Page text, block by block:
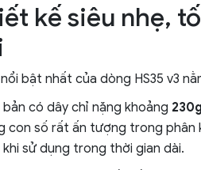
kế siêu nhẹ,
bật nhất của dòng HS35 v3
bản có dây chỉ nặng khoảng 230g
con số rất ấn tượng trong phân
khi sử dụng trong thời gian dài.